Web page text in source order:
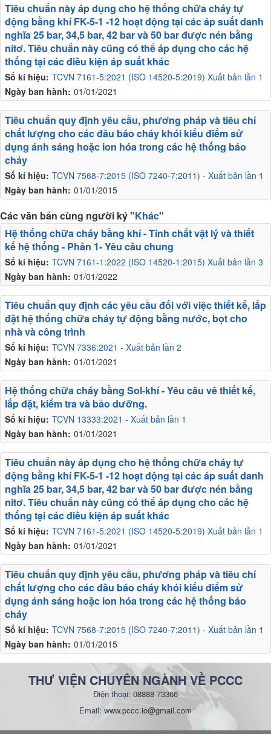
Số kí hiệu: TCVN 7161-5:2021 (ISO 14520-5:2019) Xuất bản lần 1
Ngày ban hành: 01/01/2021
Tiêu chuẩn này áp dụng cho hệ thống chữa cháy tự
động bằng khí FK-5-1 -12 hoạt động tại các áp suất danh
nghĩa 25 bar, 34,5 bar, 42 bar và 50 bar được nén bằng
nitơ. Tiêu chuẩn này cũng có thể áp dụng cho các hệ
thống tại các điều kiện áp suất khác
Số kí hiệu: TCVN 7568-7:2015 (ISO 7240-7:2011) - Xuất bản lần 1
Ngày ban hành: 01/01/2015
Tiêu chuẩn quy định yêu cầu, phương pháp và tiêu chí
chất lượng cho các đầu báo cháy khói kiểu điểm sử
dụng ánh sáng hoặc ion hóa trong các hệ thống báo
cháy
Các văn bản cùng người ký"Khác"
Số kí hiệu: TCVN 7161-1:2022 (ISO 14520-1:2015) Xuất bản lần 3
Ngày ban hành: 01/01/2022
Hệ thống chữa cháy bằng khí - Tính chất vật lý và thiết
kế hệ thống - Phần 1- Yêu cầu chung
Số kí hiệu: TCVN 7336:2021 - Xuất bản lần 2
Ngày ban hành: 01/01/2021
Tiêu chuẩn quy định các yêu cầu đối với việc thiết kế, lắp
đặt hệ thống chữa cháy tự động bằng nước, bọt cho
nhà và công trình
Số kí hiệu: TCVN 13333:2021 - Xuất bản lần 1
Ngày ban hành: 01/01/2021
Hệ thống chữa cháy bằng Sol-khí - Yêu cầu về thiết kế,
lắp đặt, kiểm tra và bảo dưỡng.
Số kí hiệu: TCVN 7161-5:2021 (ISO 14520-5:2019) Xuất bản lần 1
Ngày ban hành: 01/01/2021
Tiêu chuẩn này áp dụng cho hệ thống chữa cháy tự
động bằng khí FK-5-1 -12 hoạt động tại các áp suất danh
nghĩa 25 bar, 34,5 bar, 42 bar và 50 bar được nén bằng
nitơ. Tiêu chuẩn này cũng có thể áp dụng cho các hệ
thống tại các điều kiện áp suất khác
Số kí hiệu: TCVN 7568-7:2015 (ISO 7240-7:2011) - Xuất bản lần 1
Ngày ban hành: 01/01/2015
Tiêu chuẩn quy định yêu cầu, phương pháp và tiêu chí
chất lượng cho các đầu báo cháy khói kiểu điểm sử
dụng ánh sáng hoặc ion hóa trong các hệ thống báo
cháy
THƯ VIỆN CHUYÊN NGÀNH VỀ PCCC
Điện thoại: 08888 73366
Email: www.pccc.io@gmail.com